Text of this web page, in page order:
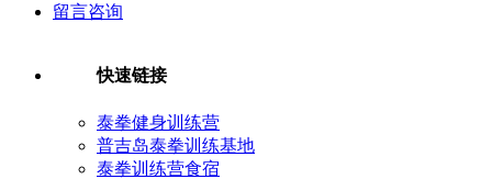
留言咨询
快速链接
泰拳健身训练营
普吉岛泰拳训练基地
泰拳训练营食宿